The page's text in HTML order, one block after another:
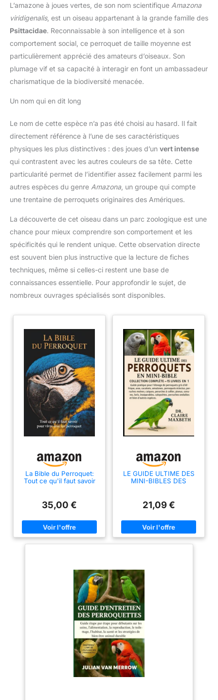
L’amazone à joues vertes, de son nom scientifique Amazona
viridigenalis, est un oiseau appartenant à la grande famille des
Psittacidae. Reconnaissable à son intelligence et à son
comportement social, ce perroquet de taille moyenne est
particulièrement apprécié des amateurs d’oiseaux. Son
plumage vif et sa capacité à interagir en font un ambassadeur
charismatique de la biodiversité menacée.
Un nom qui en dit long
Le nom de cette espèce n’a pas été choisi au hasard. Il fait
directement référence à l’une de ses caractéristiques
physiques les plus distinctives : des joues d’un vert intense
qui contrastent avec les autres couleurs de sa tête. Cette
particularité permet de l’identifier assez facilement parmi les
autres espèces du genre Amazona , un groupe qui compte
une trentaine de perroquets originaires des Amériques.
La découverte de cet oiseau dans un parc zoologique est une
chance pour mieux comprendre son comportement et les
spécificités qui le rendent unique. Cette observation directe
est souvent bien plus instructive que la lecture de fiches
techniques, même si celles-ci restent une base de
connaissances essentielle. Pour approfondir le sujet, de
nombreux ouvrages spécialisés sont disponibles.
La Bible du Perroquet:
Tout ce qu'il faut savoir
35,00 €
LE GUIDE ULTIME DES
MINI-BIBLES DES
COMPLÈTE — 15 LIVRES
EN 1: Guide pratique pour
gris d'Afrique, ... moines,
caïques, perruches à
collier...
21,09 €